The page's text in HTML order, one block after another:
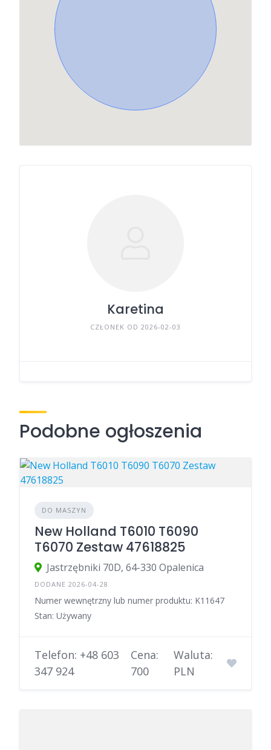
Karetina
CZŁONEK OD 2026-02-03
Podobne ogłoszenia
DO MASZYN
New Holland T6010 T6090
T6070 Zestaw 47618825
Jastrzębniki 70D, 64-330 Opalenica
DODANE 2026-04-28
Numer wewnętrzny lub numer produktu: K11647
Stan: Używany
Telefon: +48 603
347 924
Cena:
700
Waluta:
PLN